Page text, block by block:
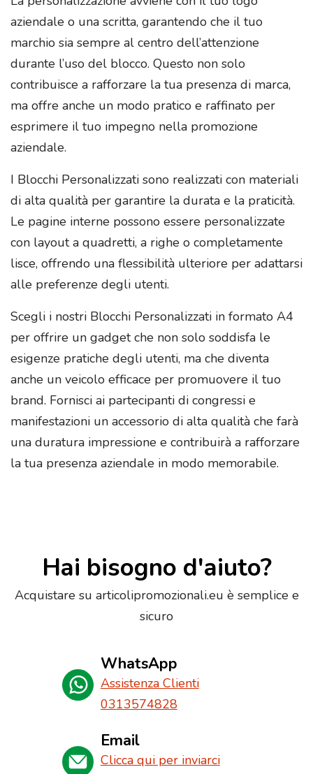
aziendale o una scritta, garantendo che il tuo
marchio sia sempre al centro dell’attenzione
durante l’uso del blocco. Questo non solo
contribuisce a rafforzare la tua presenza di marca,
ma offre anche un modo pratico e raffinato per
esprimere il tuo impegno nella promozione
aziendale.
I Blocchi Personalizzati sono realizzati con materiali
di alta qualità per garantire la durata e la praticità.
Le pagine interne possono essere personalizzate
con layout a quadretti, a righe o completamente
lisce, offrendo una flessibilità ulteriore per adattarsi
alle preferenze degli utenti.
Scegli i nostri Blocchi Personalizzati in formato A4
per offrire un gadget che non solo soddisfa le
esigenze pratiche degli utenti, ma che diventa
anche un veicolo efficace per promuovere il tuo
brand. Fornisci ai partecipanti di congressi e
manifestazioni un accessorio di alta qualità che farà
una duratura impressione e contribuirà a rafforzare
la tua presenza aziendale in modo memorabile.
Hai bisogno d'aiuto?
Acquistare su articolipromozionali.eu è semplice e
sicuro
WhatsApp
Assistenza Clienti
0313574828
Email
Clicca qui per inviarci